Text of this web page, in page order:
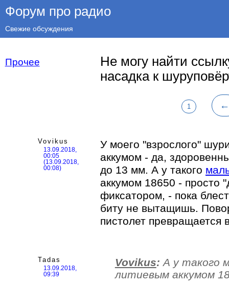
Форум про радио
Свежие обсуждения
Прочее
Не могу найти
насадка к
1 ←
Vovikus
13.09.2018,
00:05
(13.09.2018,
00:08)
У моего "взрослого"
аккумом - да,
до 13 мм. А у такого
аккумом 18650 - просто
фиксатором, - пока
биту не вытащишь.
пистолет превращается
Tadas
13.09.2018,
09:39
Vovikus: А у такого
литиевым аккумом